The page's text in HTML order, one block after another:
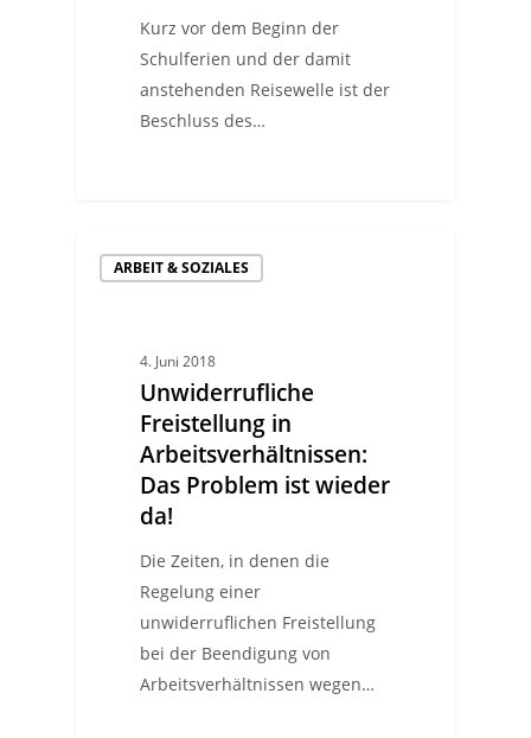
Kurz vor dem Beginn der
Schulferien und der damit
anstehenden Reisewelle ist der
Beschluss des…
ARBEIT & SOZIALES
4. Juni 2018
Unwiderrufliche
Freistellung in
Arbeitsverhältnissen:
Das Problem ist wieder
da!
Die Zeiten, in denen die
Regelung einer
unwiderruflichen Freistellung
bei der Beendigung von
Arbeitsverhältnissen wegen…